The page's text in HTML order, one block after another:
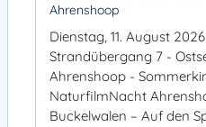
Ahrenshoop
Dienstag, 11. August
Strandübergang 7 -
Ahrenshoop -
NaturfilmNacht
Buckelwalen – Auf den